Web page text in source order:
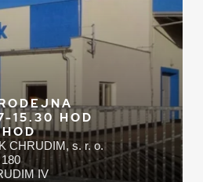
15.30 HOD
CHRUDIM, s. r. o.
IV